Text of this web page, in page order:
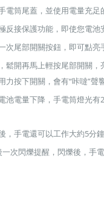
電筒尾蓋，並使用電量充足
反接保護功能，即使您電池
次尾部開關按鈕，即可點亮
鬆開再馬上輕按尾部開關，
力按下開關，會有“咔噠”聲
池電量下降，手電筒燈光有
，手電還可以工作大約5分
次閃爍提醒，閃爍後，手